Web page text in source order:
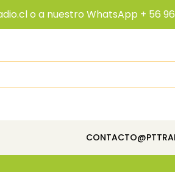
o a nuestro WhatsApp + 56